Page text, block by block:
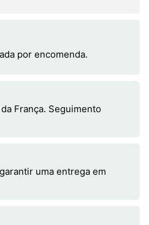
por encomenda.
França. Seguimento
uma entrega em